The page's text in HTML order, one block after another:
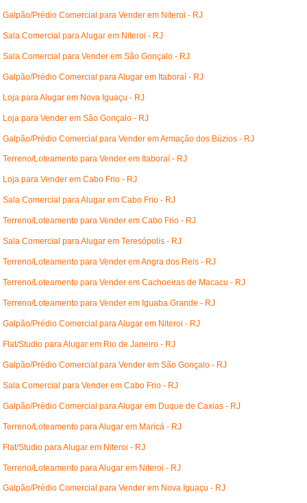
Galpão/Prédio Comercial para Vender em Niteroi - RJ
Sala Comercial para Alugar em Niteroi - RJ
Sala Comercial para Vender em São Gonçalo - RJ
Galpão/Prédio Comercial para Alugar em Itaboraí - RJ
Loja para Alugar em Nova Iguaçu - RJ
Loja para Vender em São Gonçalo - RJ
Galpão/Prédio Comercial para Vender em Armação dos Búzios - RJ
Terreno/Loteamento para Vender em Itaboraí - RJ
Loja para Vender em Cabo Frio - RJ
Sala Comercial para Alugar em Cabo Frio - RJ
Terreno/Loteamento para Vender em Cabo Frio - RJ
Sala Comercial para Alugar em Teresópolis - RJ
Terreno/Loteamento para Vender em Angra dos Reis - RJ
Terreno/Loteamento para Vender em Cachoeiras de Macacu - RJ
Terreno/Loteamento para Vender em Iguaba Grande - RJ
Galpão/Prédio Comercial para Alugar em Niteroi - RJ
Flat/Studio para Alugar em Rio de Janeiro - RJ
Galpão/Prédio Comercial para Vender em São Gonçalo - RJ
Sala Comercial para Vender em Cabo Frio - RJ
Galpão/Prédio Comercial para Alugar em Duque de Caxias - RJ
Terreno/Loteamento para Alugar em Maricá - RJ
Flat/Studio para Alugar em Niteroi - RJ
Terreno/Loteamento para Alugar em Niteroi - RJ
Galpão/Prédio Comercial para Vender em Nova Iguaçu - RJ